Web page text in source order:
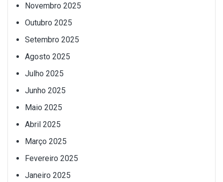
Novembro 2025
Outubro 2025
Setembro 2025
Agosto 2025
Julho 2025
Junho 2025
Maio 2025
Abril 2025
Março 2025
Fevereiro 2025
Janeiro 2025